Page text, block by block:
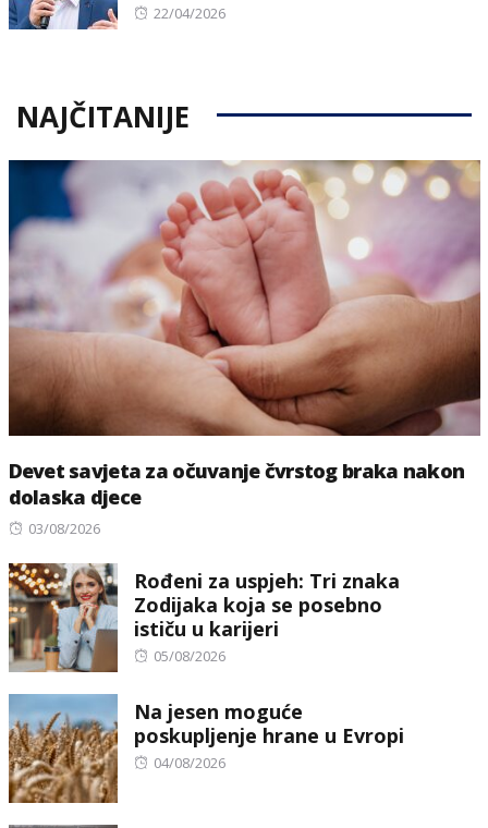
Posted
22/04/2026
NAJČITANIJE
Devet savjeta za očuvanje čvrstog braka nakon
dolaska djece
Posted
03/08/2026
Rođeni za uspjeh: Tri znaka
Zodijaka koja se posebno
ističu u karijeri
Posted
05/08/2026
Na jesen moguće
poskupljenje hrane u Evropi
Posted
04/08/2026